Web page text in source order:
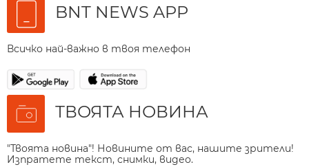
BNT NEWS APP
Всичко най-важно в твоя телефон
ТВОЯТА НОВИНА
"Твоята новина"! Новините от вас, нашите зрители!
Изпратете текст, снимки, видео.